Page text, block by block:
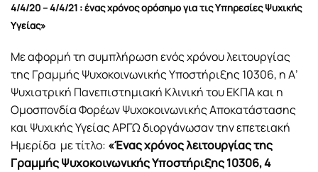
4/4/20 – 4/4/21 : ένας χρόνος ορόσημο για τις Υπηρεσίες Ψυχικής
Υγείας»
Με αφορμή τη συμπλήρωση ενός χρόνου λειτουργίας
της Γραμμής Ψυχοκοινωνικής Υποστήριξης 10306, η Α’
Ψυχιατρική Πανεπιστημιακή Κλινική του ΕΚΠΑ και η
Ομοσπονδία Φορέων Ψυχοκοινωνικής Αποκατάστασης
και Ψυχικής Υγείας ΑΡΓΩ διοργάνωσαν την επετειακή
Ημερίδα με τίτλο: «Ένας χρόνος λειτουργίας της
Γραμμής Ψυχοκοινωνικής Υποστήριξης 10306, 4